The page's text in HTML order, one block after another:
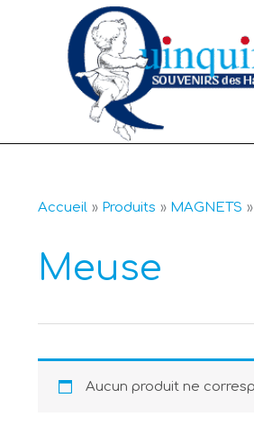
Accueil Produits MAGNETS
Meuse
Aucun produit ne